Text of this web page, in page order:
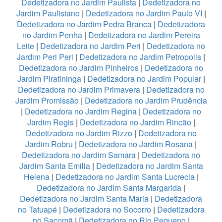
Jardim Paulistano| Dedetizadora no Jardim Paulo VI |
Dedetizadora no Jardim Pedra Branca | Dedetizadora
no Jardim Penha| Dedetizadora no Jardim Pereira
Leite | Dedetizadora no Jardim Peri | Dedetizadora no
Jardim Peri Peri | Dedetizadora no Jardim Petropolis |
Dedetizadora no Jardim Pinheiros | Dedetizadora no
Jardim Piratininga| Dedetizadora no Jardim Popular|
Dedetizadora no Jardim Primavera| Dedetizadora no
Jardim Promissão| Dedetizadora no Jardim Prudência
| Dedetizadora no Jardim Regina | Dedetizadora no
Jardim Regis| Dedetizadora no Jardim Rincão|
Dedetizadora no Jardim Rizzo| Dedetizadora no
Jardim Robru | Dedetizadora no Jardim Rosana |
Dedetizadora no Jardim Samara | Dedetizadora no
Jardim Santa Emilia| Dedetizadora no Jardim Santa
Helena| Dedetizadora no Jardim Santa Lucrecia|
Dedetizadora no Jardim Santa Margarida |
Dedetizadora no Jardim Santa Maria | Dedetizadora
no Tatuapé| Dedetizadora no Socorro| Dedetizadora